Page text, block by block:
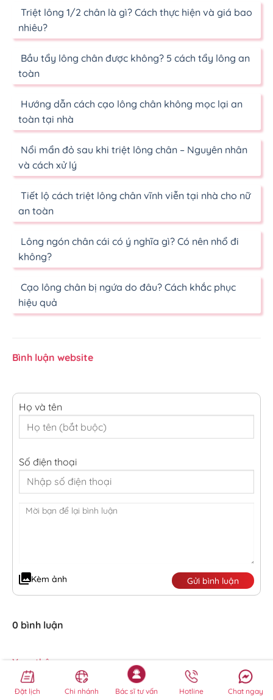
Triệt lông 1/2 chân là gì? Cách thực hiện và giá bao
nhiêu?
Bầu tẩy lông chân được không? 5 cách tẩy lông an
toàn
Hướng dẫn cách cạo lông chân không mọc lại an
toàn tại nhà
Nổi mẩn đỏ sau khi triệt lông chân – Nguyên nhân
và cách xử lý
Tiết lộ cách triệt lông chân vĩnh viễn tại nhà cho nữ
an toàn
Lông ngón chân cái có ý nghĩa gì? Có nên nhổ đi
không?
Cạo lông chân bị ngứa do đâu? Cách khắc phục
hiệu quả
Bình luận website
Họ và tên
Số điện thoại
Kèm ảnh Gửi bình luận
0 bình luận
Xem thêm...
Đặt lịch Chi nhánh Bác sĩ tư vấn Hotline Chat ngay